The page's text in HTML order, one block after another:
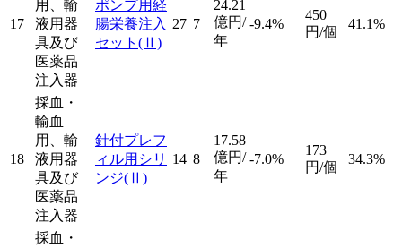
17
用、輸
液用器
具及び
医薬品
注入器
ポンプ用経
腸栄養注入
セット (Ⅱ)
27 7
24.21
億円/
年
-9.4%
450
円/個
41.1%
18
採血・
輸血
用、輸
液用器
具及び
医薬品
注入器
針付プレフ
ィル用シリ
ンジ(Ⅱ)
14 8
17.58
億円/
年
-7.0%
173
円/個
34.3%
採血・